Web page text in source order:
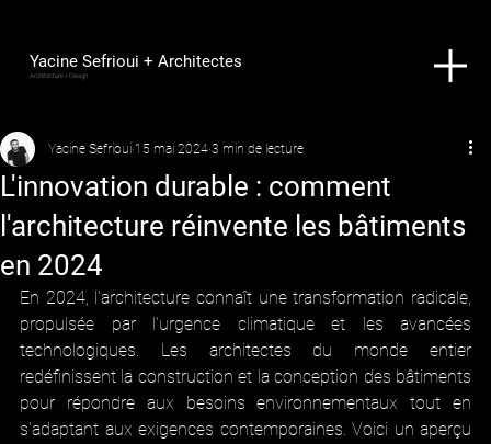
Yacine Sefrioui + Architectes
Architecture + Design
L'innovation durable : comment
l'architecture réinvente les bâtiments
en 2024
Yacine Sefrioui 15 mai 2024 3 min de lecture
En 2024, l'architecture connaît une transformation radicale,
propulsée par l'urgence climatique et les avancées
technologiques. Les architectes du monde entier
redéfinissent la construction et la conception des bâtiments
pour répondre aux besoins environnementaux tout en
s'adaptant aux exigences contemporaines. Voici un aperçu